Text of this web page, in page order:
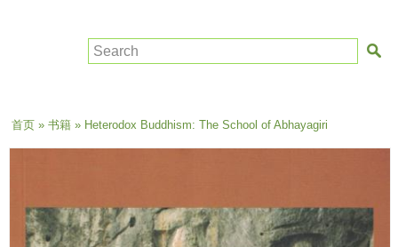
Search
当前位置
首页» 书籍» Heterodox Buddhism: The School of Abhayagiri